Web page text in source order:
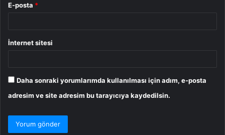
E-posta *
İnternet sitesi
Daha sonraki yorumlarımda kullanılması için adım, e-posta
adresim ve site adresim bu tarayıcıya kaydedilsin.